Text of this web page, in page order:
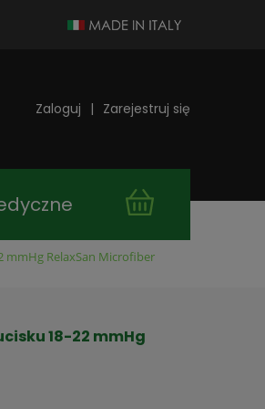
Zaloguj Zarejestruj się
mmHg RelaxSan Microfiber
18-22 mmHg